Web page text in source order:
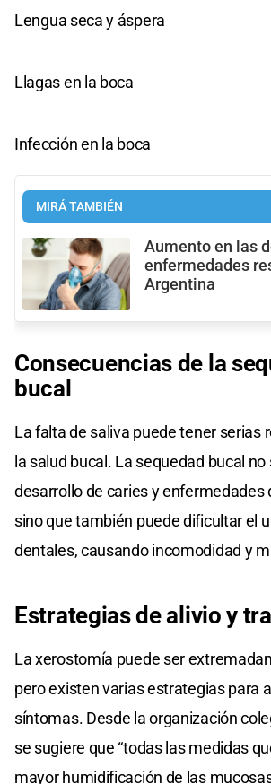
Lengua seca y áspera
Llagas en la boca
Infección en la boca
MIRÁ TAMBIÉN
Aumento en las
enfermedades
Argentina
Consecuencias de la
bucal
La falta de saliva puede tener serias
la salud bucal. La sequedad bucal no
desarrollo de caries y enfermedades
sino que también puede dificultar el
dentales, causando incomodidad y
Estrategias de alivio y
La xerostomía puede ser
pero existen varias estrategias para
síntomas. Desde la organización
se sugiere que “todas las medidas
mayor humidificación de las